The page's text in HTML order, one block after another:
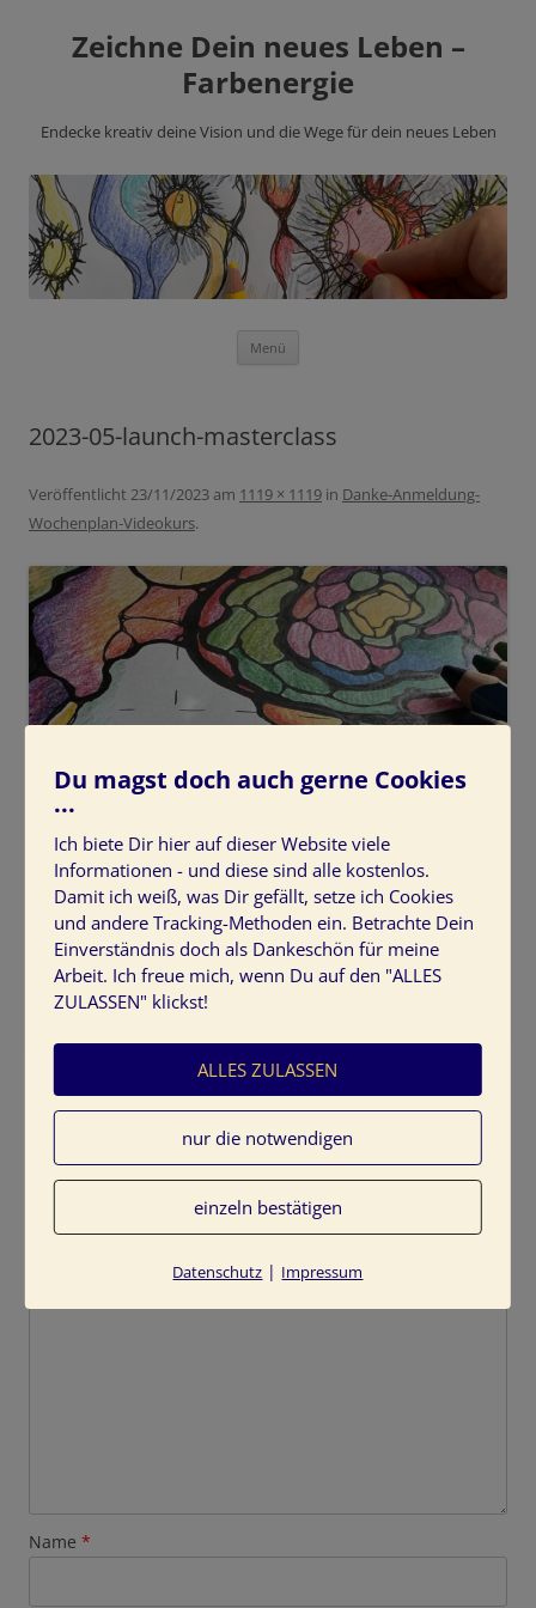
Zeichne Dein neues Leben –
Farbenergie
Endecke kreativ deine Vision und die Wege für dein neues Leben
Menü
2023-05-launch-masterclass
Veröffentlicht 23/11/2023am 1119 × 1119 in Danke-Anmeldung-
Wochenplan-Videokurs.
Schreibe einen Kommentar
Deine E-Mail-Adresse wird nicht veröffentlicht.
Name *
Du magst doch auch gerne Cookies
...
Ich biete Dir hier auf dieser Website viele
Informationen - und diese sind alle kostenlos.
Damit ich weiß, was Dir gefällt, setze ich Cookies
und andere Tracking-Methoden ein. Betrachte Dein
Einverständnis doch als Dankeschön für meine
Arbeit. Ich freue mich, wenn Du auf den "ALLES
ZULASSEN" klickst!
ALLES ZULASSEN
nur die notwendigen
einzeln bestätigen
Datenschutz | Impressum